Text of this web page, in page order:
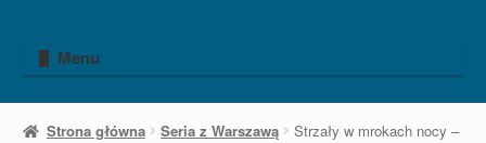
do
nawigacji
do
treści
Menu
Strona główna Seria z Warszawą
Strzały w mrokach nocy –